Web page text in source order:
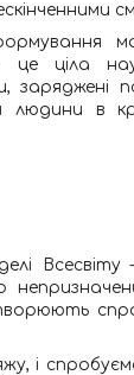
це ціла
людини в
Всесвіту
і